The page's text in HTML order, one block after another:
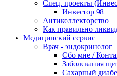
Спец. проекты
Инвестор 98
Антиколлекторство
Как правильно
Медицинский сервис
Врач - эндокринолог
Обо мне /
Заболевания
Сахарный